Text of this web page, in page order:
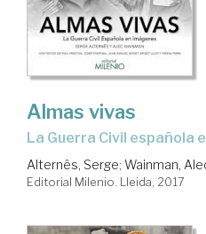
Almas vivas
la Guerra Civil española
Alternês, Serge; Wainman,
Editorial Milenio. Lleida, 2017